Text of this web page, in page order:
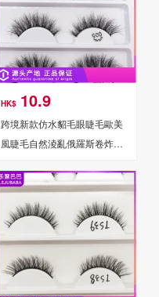
HK$ 10.9
跨境新款仿水貂毛眼睫毛歐美
風睫毛自然淩亂俄羅斯卷炸毛